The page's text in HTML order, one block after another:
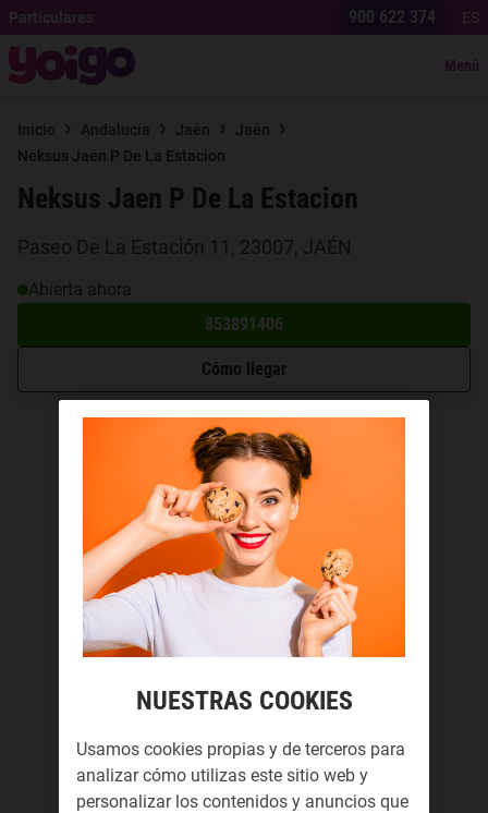
Particulares 900 622 374 ES
Menú
Inicio › Andalucía › Jaén › Jaén ›
Neksus Jaen P De La Estacion
Neksus Jaen P De La Estacion
Paseo De La Estación 11, 23007, JAÉN
Abierta ahora
853891406
Cómo llegar
NUESTRAS COOKIES
Usamos cookies propias y de terceros para
analizar cómo utilizas este sitio web y
personalizar los contenidos y anuncios que